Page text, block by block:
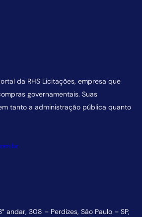
da RHS Licitações, empresa que
governamentais. Suas
tanto a administração pública quanto
andar, 308 – Perdizes, São Paulo – SP,